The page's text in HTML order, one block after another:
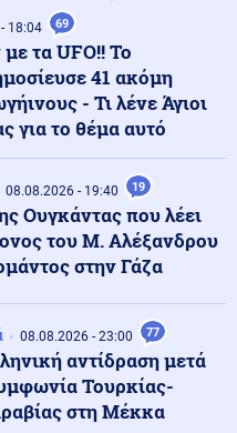
βίντεο φέρεται να
μιας μάνας! Ελένη
μπήκε στα κυκλώματα και
να δικαιώσει τη νεκρή
είναι διατεθειμένος να
18:04 69
τα UFO!! Το
41 ακόμη
- Τι λένε Άγιοι
για το θέμα αυτό
08.08.2026 - 19:40 19
Ουγκάντας που λέει
του Μ. Αλέξανδρου
στην Γάζα
08.08.2026 - 23:00 77
αντίδραση μετά
Τουρκίας-
στη Μέκκα